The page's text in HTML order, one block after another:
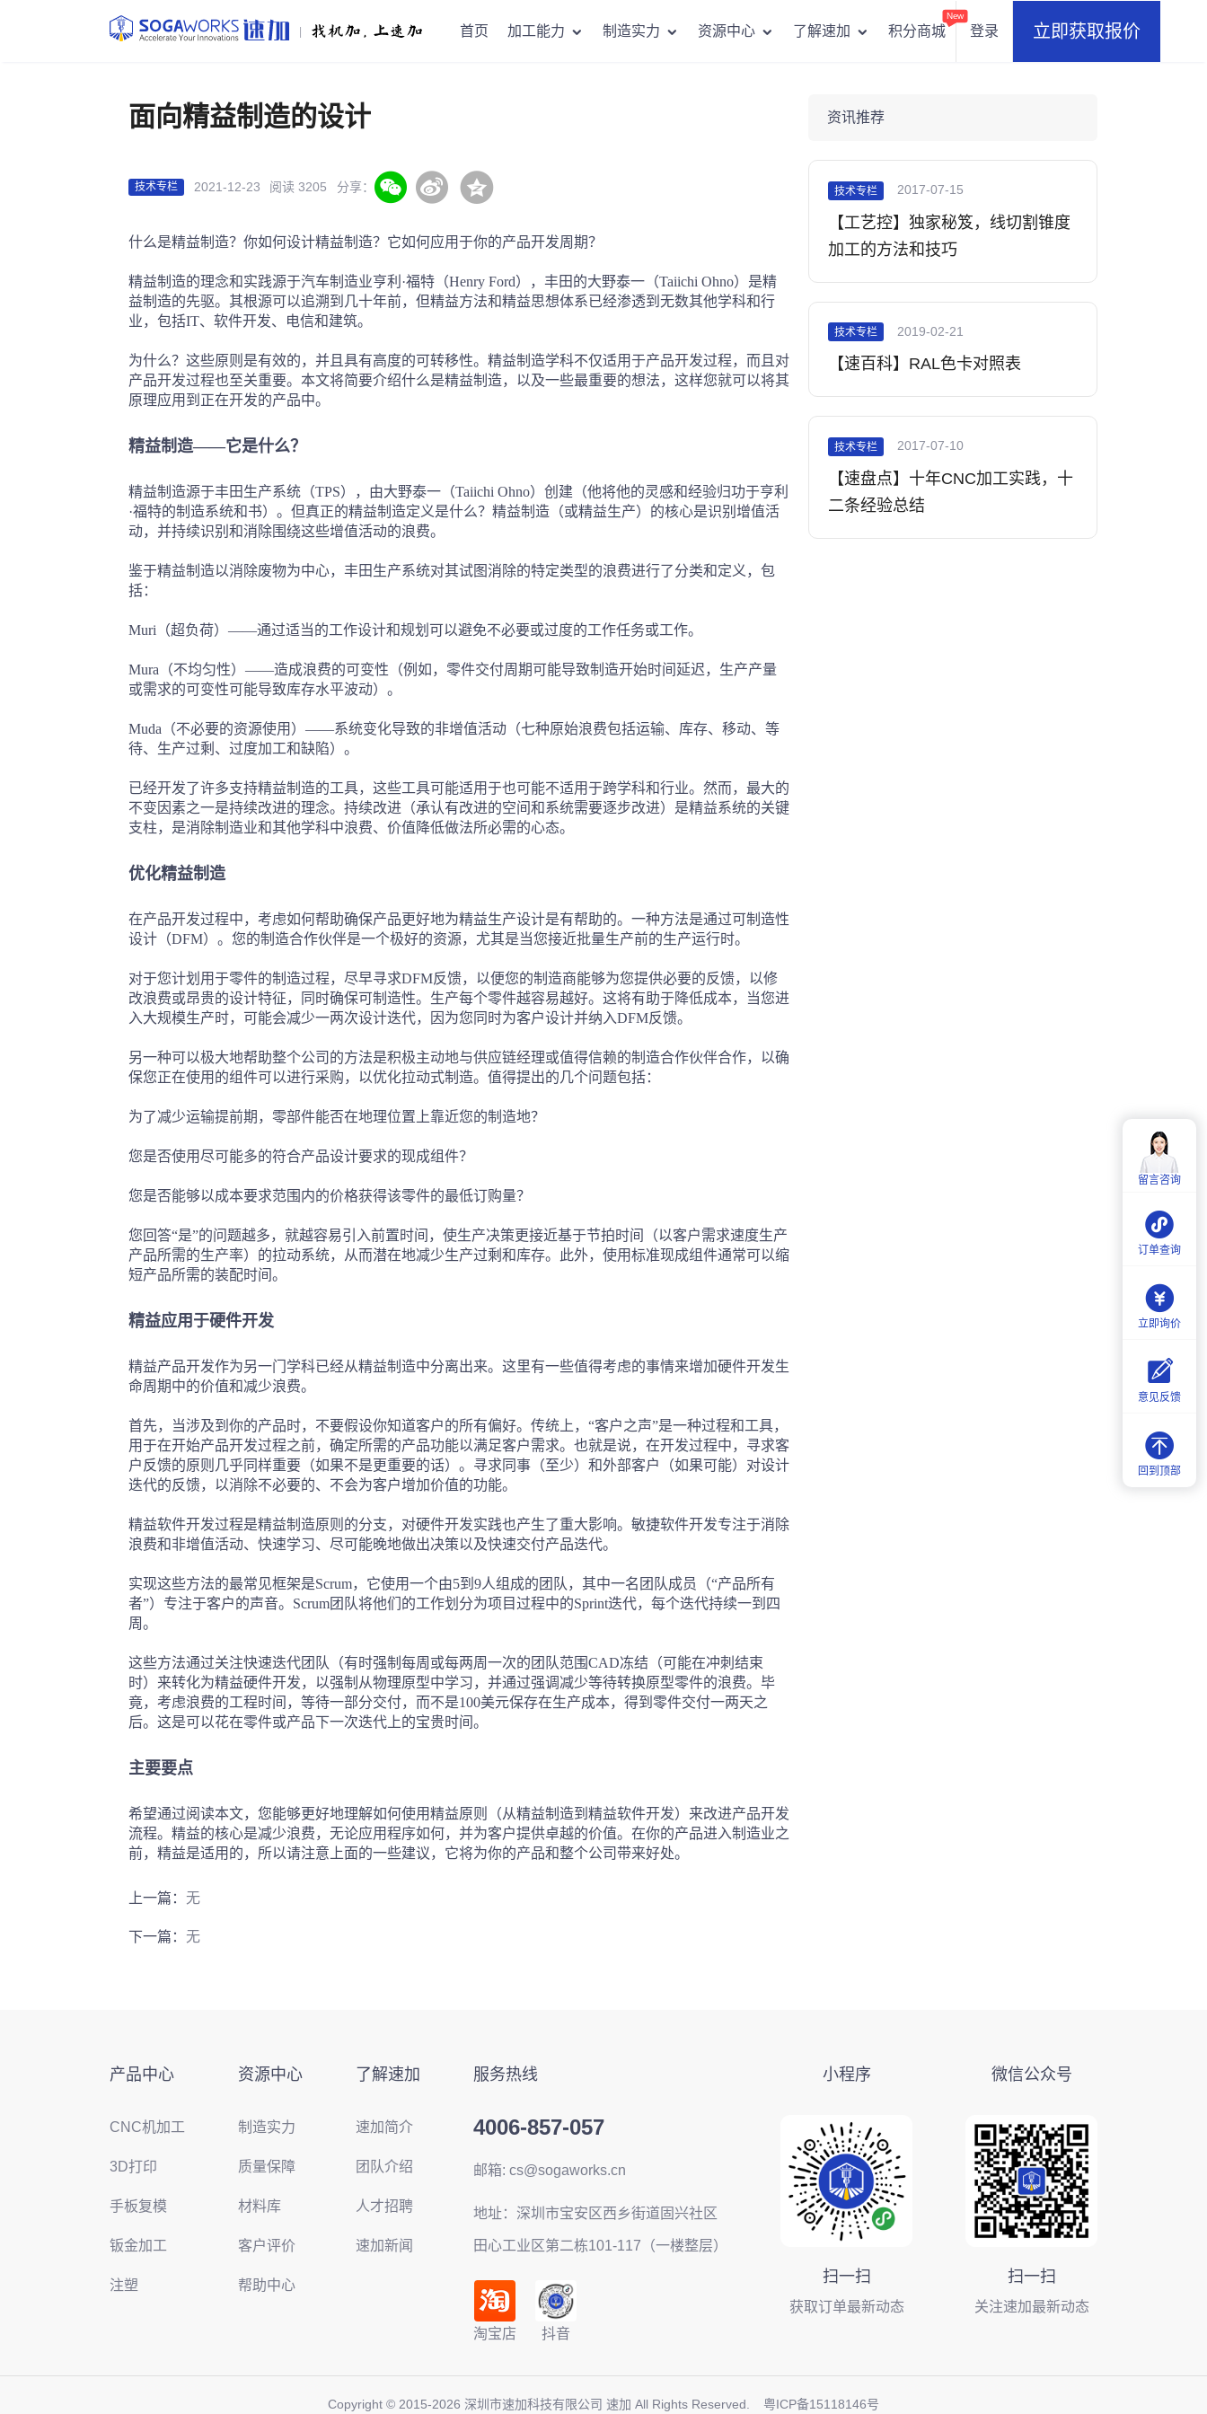
首页 加工能力 制造实力 资源中心 了解速加 积分商城
New
登录 立即获取报价
留言咨询
订单查询
立即询价
意见反馈
回到顶部
面向精益制造的设计
技术专栏 2021-12-23 阅读 3205 分享：
什么是精益制造？你如何设计精益制造？它如何应用于你的产品开发周期？
精益制造的理念和实践源于汽车制造业亨利·福特（Henry Ford），丰田的大野泰一（Taiichi Ohno）是精
益制造的先驱。其根源可以追溯到几十年前，但精益方法和精益思想体系已经渗透到无数其他学科和行
业，包括IT、软件开发、电信和建筑。
为什么？这些原则是有效的，并且具有高度的可转移性。精益制造学科不仅适用于产品开发过程，而且对
产品开发过程也至关重要。本文将简要介绍什么是精益制造，以及一些最重要的想法，这样您就可以将其
原理应用到正在开发的产品中。
精益制造——它是什么？
精益制造源于丰田生产系统（TPS），由大野泰一（Taiichi Ohno）创建（他将他的灵感和经验归功于亨利
·福特的制造系统和书）。但真正的精益制造定义是什么？精益制造（或精益生产）的核心是识别增值活
动，并持续识别和消除围绕这些增值活动的浪费。
鉴于精益制造以消除废物为中心，丰田生产系统对其试图消除的特定类型的浪费进行了分类和定义，包
括：
Muri（超负荷）——通过适当的工作设计和规划可以避免不必要或过度的工作任务或工作。
Mura（不均匀性）——造成浪费的可变性（例如，零件交付周期可能导致制造开始时间延迟，生产产量
或需求的可变性可能导致库存水平波动）。
Muda（不必要的资源使用）——系统变化导致的非增值活动（七种原始浪费包括运输、库存、移动、等
待、生产过剩、过度加工和缺陷）。
已经开发了许多支持精益制造的工具，这些工具可能适用于也可能不适用于跨学科和行业。然而，最大的
不变因素之一是持续改进的理念。持续改进（承认有改进的空间和系统需要逐步改进）是精益系统的关键
支柱，是消除制造业和其他学科中浪费、价值降低做法所必需的心态。
优化精益制造
在产品开发过程中，考虑如何帮助确保产品更好地为精益生产设计是有帮助的。一种方法是通过可制造性
设计（DFM）。您的制造合作伙伴是一个极好的资源，尤其是当您接近批量生产前的生产运行时。
对于您计划用于零件的制造过程，尽早寻求DFM反馈，以便您的制造商能够为您提供必要的反馈，以修
改浪费或昂贵的设计特征，同时确保可制造性。生产每个零件越容易越好。这将有助于降低成本，当您进
入大规模生产时，可能会减少一两次设计迭代，因为您同时为客户设计并纳入DFM反馈。
另一种可以极大地帮助整个公司的方法是积极主动地与供应链经理或值得信赖的制造合作伙伴合作，以确
保您正在使用的组件可以进行采购，以优化拉动式制造。值得提出的几个问题包括：
为了减少运输提前期，零部件能否在地理位置上靠近您的制造地？
您是否使用尽可能多的符合产品设计要求的现成组件？
您是否能够以成本要求范围内的价格获得该零件的最低订购量？
您回答“是”的问题越多，就越容易引入前置时间，使生产决策更接近基于节拍时间（以客户需求速度生产
产品所需的生产率）的拉动系统，从而潜在地减少生产过剩和库存。此外，使用标准现成组件通常可以缩
短产品所需的装配时间。
精益应用于硬件开发
精益产品开发作为另一门学科已经从精益制造中分离出来。这里有一些值得考虑的事情来增加硬件开发生
命周期中的价值和减少浪费。
首先，当涉及到你的产品时，不要假设你知道客户的所有偏好。传统上，“客户之声”是一种过程和工具，
用于在开始产品开发过程之前，确定所需的产品功能以满足客户需求。也就是说，在开发过程中，寻求客
户反馈的原则几乎同样重要（如果不是更重要的话）。寻求同事（至少）和外部客户（如果可能）对设计
迭代的反馈，以消除不必要的、不会为客户增加价值的功能。
精益软件开发过程是精益制造原则的分支，对硬件开发实践也产生了重大影响。敏捷软件开发专注于消除
浪费和非增值活动、快速学习、尽可能晚地做出决策以及快速交付产品迭代。
实现这些方法的最常见框架是Scrum，它使用一个由5到9人组成的团队，其中一名团队成员（“产品所有
者”）专注于客户的声音。Scrum团队将他们的工作划分为项目过程中的Sprint迭代，每个迭代持续一到四
周。
这些方法通过关注快速迭代团队（有时强制每周或每两周一次的团队范围CAD冻结（可能在冲刺结束
时）来转化为精益硬件开发，以强制从物理原型中学习，并通过强调减少等待转换原型零件的浪费。毕
竟，考虑浪费的工程时间，等待一部分交付，而不是100美元保存在生产成本，得到零件交付一两天之
后。这是可以花在零件或产品下一次迭代上的宝贵时间。
主要要点
希望通过阅读本文，您能够更好地理解如何使用精益原则（从精益制造到精益软件开发）来改进产品开发
流程。精益的核心是减少浪费，无论应用程序如何，并为客户提供卓越的价值。在你的产品进入制造业之
前，精益是适用的，所以请注意上面的一些建议，它将为你的产品和整个公司带来好处。
上一篇： 无
下一篇： 无
资讯推荐
技术专栏 2017-07-15
【工艺控】独家秘笈，线切割锥度
加工的方法和技巧
技术专栏 2019-02-21
【速百科】RAL色卡对照表
技术专栏 2017-07-10
【速盘点】十年CNC加工实践，十
二条经验总结
产品中心
CNC机加工
3D打印
手板复模
钣金加工
注塑
资源中心
制造实力
质量保障
材料库
客户评价
帮助中心
了解速加
速加简介
团队介绍
人才招聘
速加新闻
服务热线
4006-857-057
邮箱: cs@sogaworks.cn
地址：深圳市宝安区西乡街道固兴社区
田心工业区第二栋101-117（一楼整层）
淘宝店 抖音
小程序
扫一扫
获取订单最新动态
微信公众号
扫一扫
关注速加最新动态
Copyright © 2015-2026 深圳市速加科技有限公司 速加 All Rights Reserved. 粤ICP备15118146号